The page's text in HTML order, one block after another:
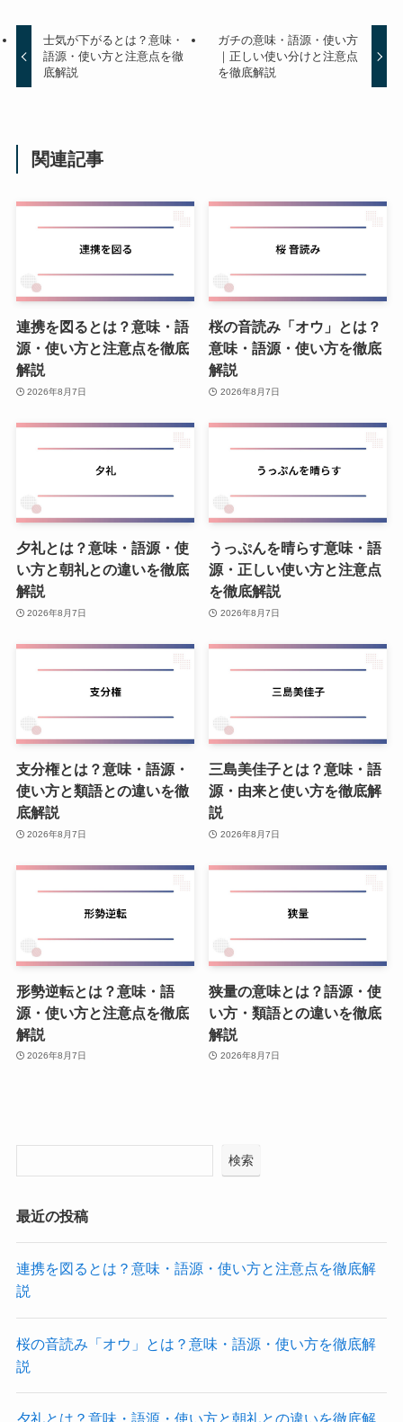
士気が下がるとは？意味・
語源・使い方と注意点を徹
底解説
ガチの意味・語源・使い方
｜正しい使い分けと注意点
を徹底解説
関連記事
連携を図るとは？意味・語
源・使い方と注意点を徹底
解説
2026年8月7日
桜の音読み「オウ」とは？
意味・語源・使い方を徹底
解説
2026年8月7日
夕礼とは？意味・語源・使
い方と朝礼との違いを徹底
解説
2026年8月7日
うっぷんを晴らす意味・語
源・正しい使い方と注意点
を徹底解説
2026年8月7日
支分権とは？意味・語源・
使い方と類語との違いを徹
底解説
2026年8月7日
三島美佳子とは？意味・語
源・由来と使い方を徹底解
説
2026年8月7日
形勢逆転とは？意味・語
源・使い方と注意点を徹底
解説
2026年8月7日
狭量の意味とは？語源・使
い方・類語との違いを徹底
解説
2026年8月7日
検索
最近の投稿
連携を図るとは？意味・語源・使い方と注意点を徹底解
説
桜の音読み「オウ」とは？意味・語源・使い方を徹底解
説
夕礼とは？意味・語源・使い方と朝礼との違いを徹底解